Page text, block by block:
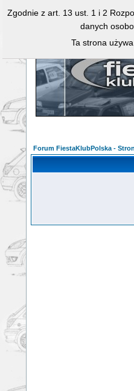
Forum FiestaKlubPolska -
Zgodnie z art. 13 ust. 1 i 2
danych
Ta strona